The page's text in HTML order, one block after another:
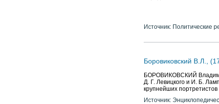
Источник: Политические
Боровиковский В.Л.,
БОРОВИКОВСКИЙ
Д. Г. Левицкого и И. Б.
крупнейших
Источник: